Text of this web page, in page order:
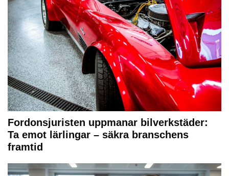
Fordonsjuristen uppmanar bilverkstäder:
Ta emot lärlingar – säkra branschens
framtid